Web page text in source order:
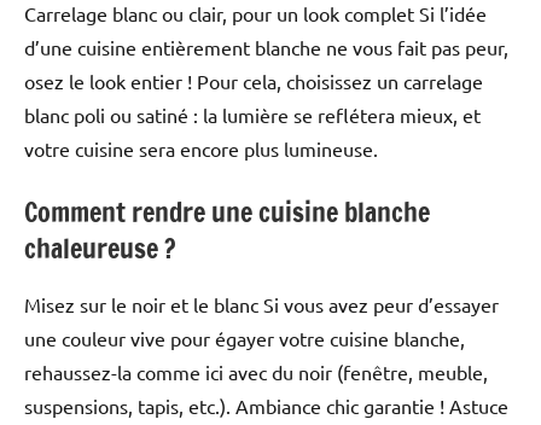
Carrelage blanc ou clair, pour un look complet Si l’idée
d’une cuisine entièrement blanche ne vous fait pas peur,
osez le look entier ! Pour cela, choisissez un carrelage
blanc poli ou satiné : la lumière se reflétera mieux, et
votre cuisine sera encore plus lumineuse.
Comment rendre une cuisine blanche
chaleureuse ?
Misez sur le noir et le blanc Si vous avez peur d’essayer
une couleur vive pour égayer votre cuisine blanche,
rehaussez-la comme ici avec du noir (fenêtre, meuble,
suspensions, tapis, etc.). Ambiance chic garantie ! Astuce